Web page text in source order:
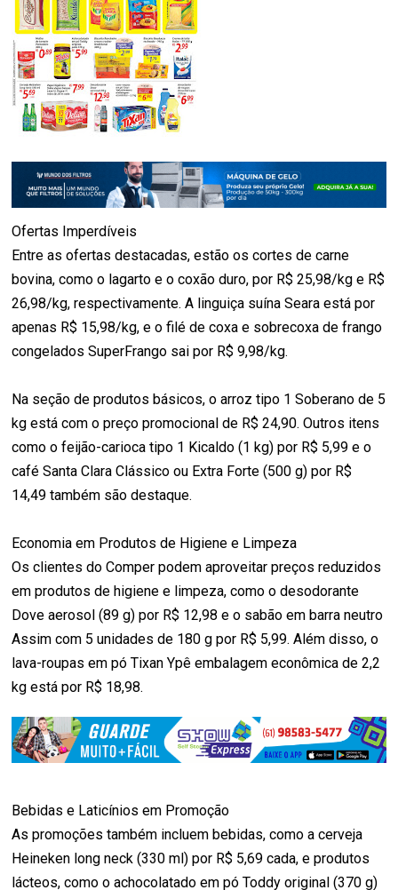
Ofertas Imperdíveis
Entre as ofertas destacadas, estão os cortes de carne
bovina, como o lagarto e o coxão duro, por R$ 25,98/kg e R$
26,98/kg, respectivamente. A linguiça suína Seara está por
apenas R$ 15,98/kg, e o filé de coxa e sobrecoxa de frango
congelados SuperFrango sai por R$ 9,98/kg.
Na seção de produtos básicos, o arroz tipo 1 Soberano de 5
kg está com o preço promocional de R$ 24,90. Outros itens
como o feijão-carioca tipo 1 Kicaldo (1 kg) por R$ 5,99 e o
café Santa Clara Clássico ou Extra Forte (500 g) por R$
14,49 também são destaque.
Economia em Produtos de Higiene e Limpeza
Os clientes do Comper podem aproveitar preços reduzidos
em produtos de higiene e limpeza, como o desodorante
Dove aerosol (89 g) por R$ 12,98 e o sabão em barra neutro
Assim com 5 unidades de 180 g por R$ 5,99. Além disso, o
lava-roupas em pó Tixan Ypê embalagem econômica de 2,2
kg está por R$ 18,98.
Bebidas e Laticínios em Promoção
As promoções também incluem bebidas, como a cerveja
Heineken long neck (330 ml) por R$ 5,69 cada, e produtos
lácteos, como o achocolatado em pó Toddy original (370 g)